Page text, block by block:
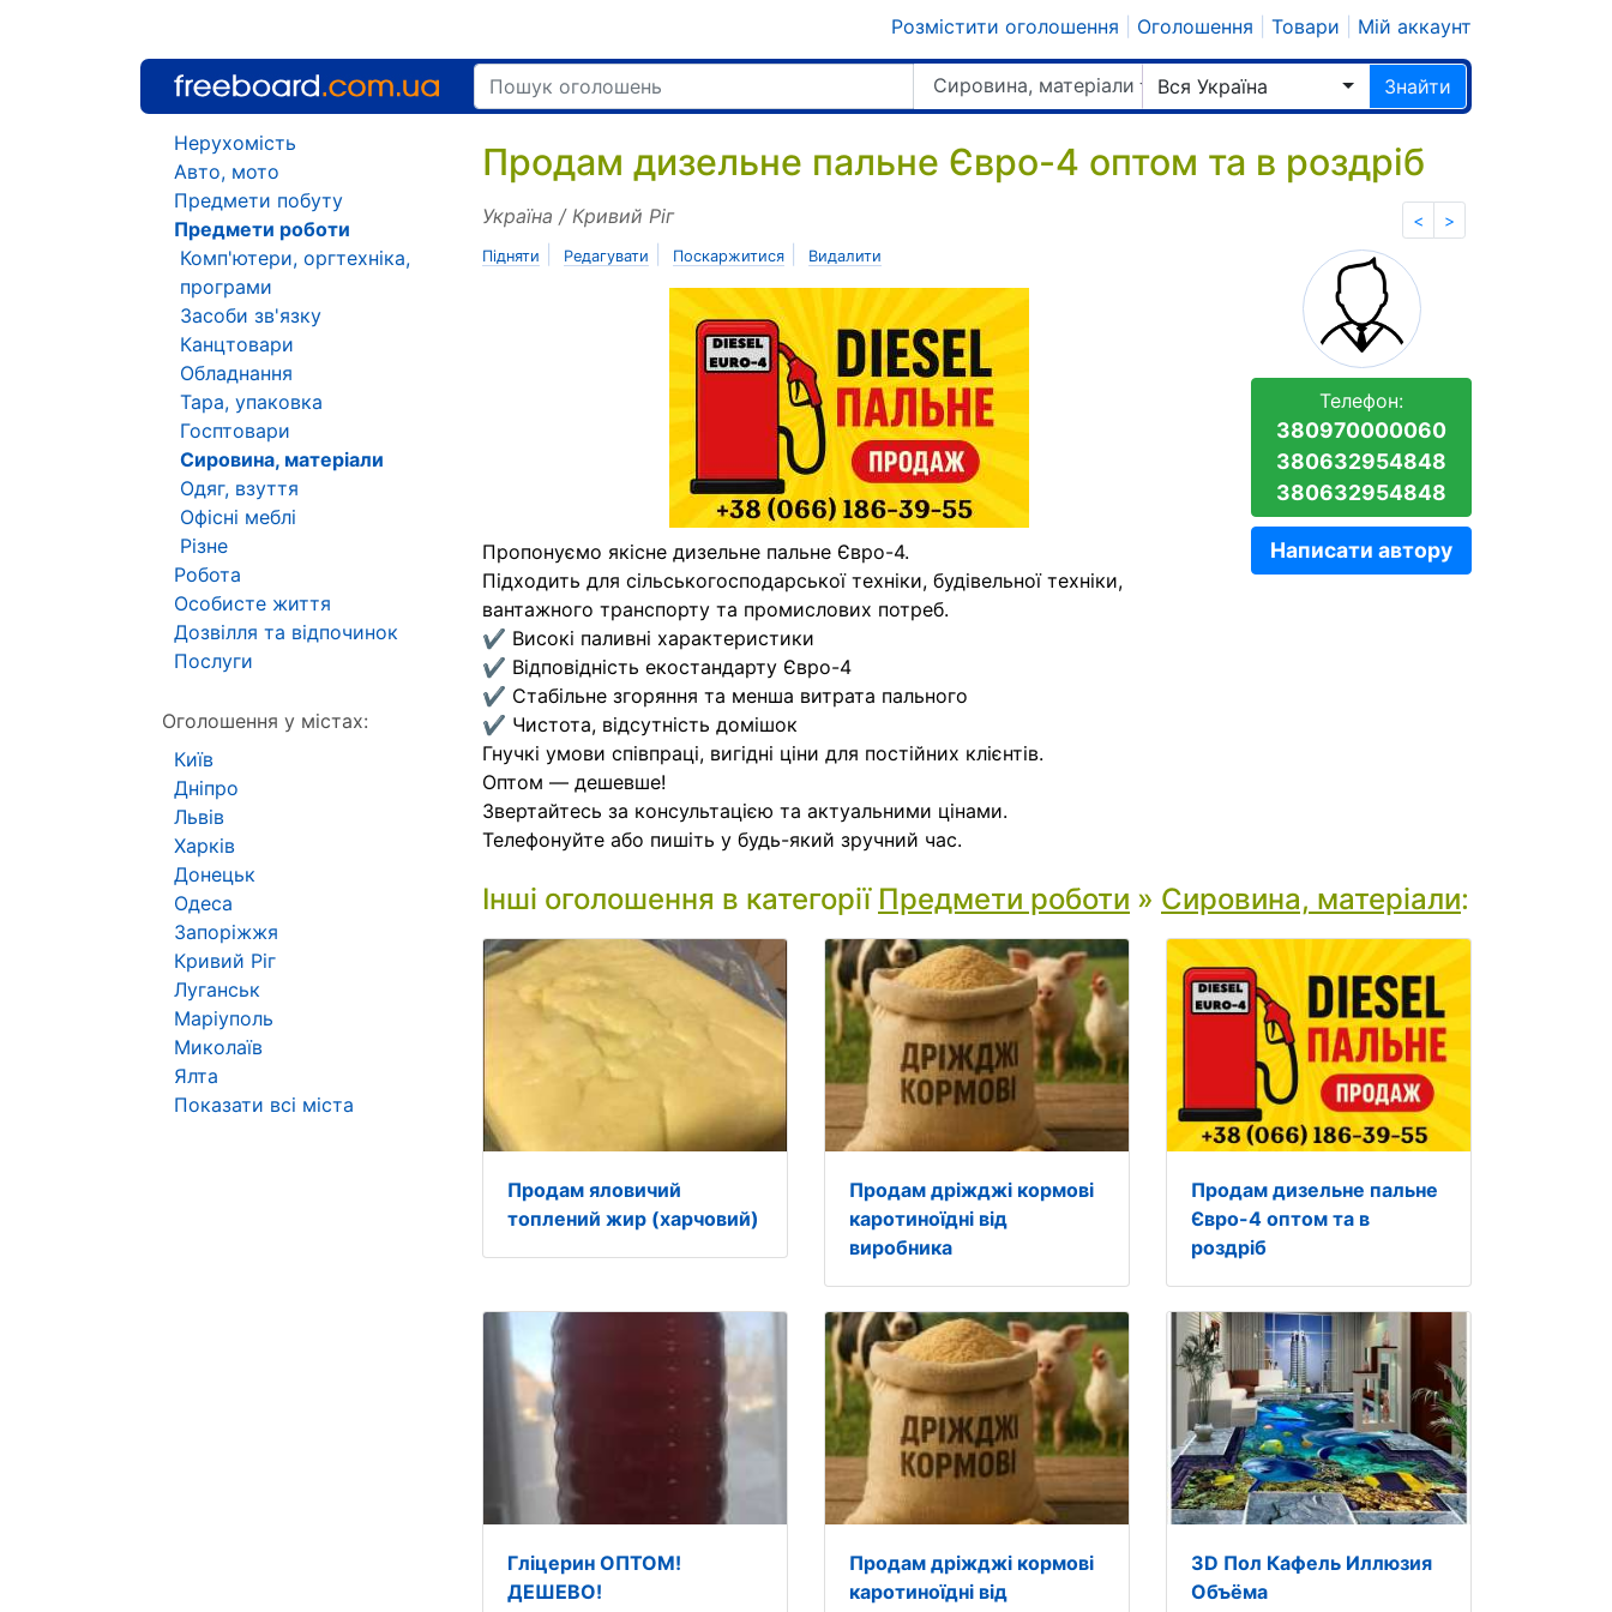
Розмістити оголошення Оголошення Товари Мій аккаунт
Сировина, матеріали Вся Україна Знайти
Продам дизельне пальне Євро-4 оптом та в роздріб
< >
Україна / Кривий Ріг
Підняти Редагувати Поскаржитися Видалити
Пропонуємо якісне дизельне пальне Євро-4.
Підходить для сільськогосподарської техніки, будівельної техніки,
вантажного транспорту та промислових потреб.
✔ Високі паливні характеристики
✔ Відповідність екостандарту Євро-4
✔ Стабільне згоряння та менша витрата пального
✔ Чистота, відсутність домішок
Гнучкі умови співпраці, вигідні ціни для постійних клієнтів.
Оптом — дешевше!
Звертайтесь за консультацією та актуальними цінами.
Телефонуйте або пишіть у будь-який зручний час.
Телефон:
380970000060
380632954848
380632954848
Написати автору
Інші оголошення в категорії Предмети роботи » Сировина, матеріали:
Продам яловичий
топлений жир (харчовий)
Продам дріжджі кормові
каротиноїдні від
виробника
Продам дизельне пальне
Євро-4 оптом та в
роздріб
Гліцерин ОПТОМ!
ДЕШЕВО!
Продам дріжджі кормові
каротиноїдні від
3D Пол Кафель Иллюзия
Объёма
Нерухомість
Авто, мото
Предмети побуту
Предмети роботи
Комп'ютери, оргтехніка,
програми
Засоби зв'язку
Канцтовари
Обладнання
Тара, упаковка
Госптовари
Сировина, матеріали
Одяг, взуття
Офісні меблі
Різне
Робота
Особисте життя
Дозвілля та відпочинок
Послуги
Оголошення у містах:
Київ
Дніпро
Львів
Харків
Донецьк
Одеса
Запоріжжя
Кривий Ріг
Луганськ
Маріуполь
Миколаїв
Ялта
Показати всі міста